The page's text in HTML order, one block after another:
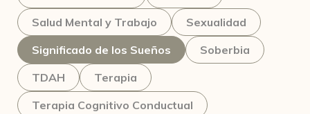
Salud Mental y Trabajo
Sexualidad
Significado de los Sueños
Soberbia
TDAH
Terapia
Terapia Cognitivo Conductual